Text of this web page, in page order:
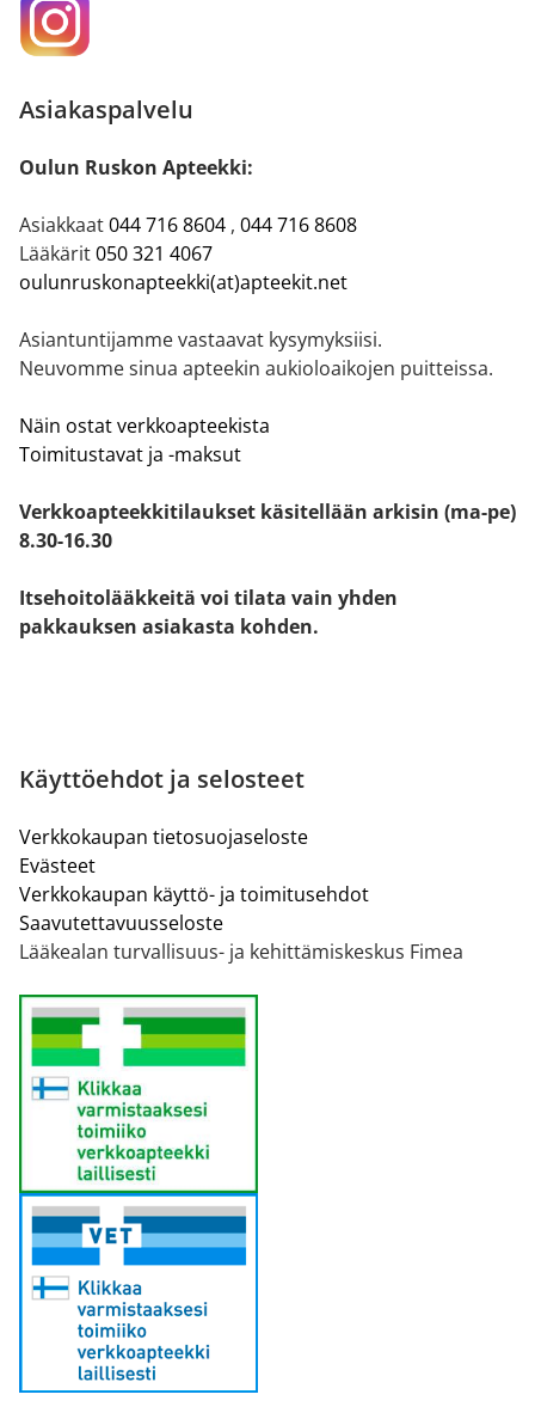
Asiakaspalvelu
Oulun Ruskon Apteekki:
Asiakkaat044 716 8604 , 044 716 8608
Lääkärit050 321 4067
oulunruskonapteekki(at)apteekit.net
Asiantuntijamme vastaavat kysymyksiisi.
Neuvomme sinua apteekin aukioloaikojen puitteissa.
Näin ostat verkkoapteekista
Toimitustavat ja -maksut
Verkkoapteekkitilaukset käsitellään arkisin (ma-pe)
8.30-16.30
Itsehoitolääkkeitä voi tilata vain yhden
pakkauksen asiakasta kohden.
Käyttöehdot ja selosteet
Verkkokaupan tietosuojaseloste
Evästeet
Verkkokaupan käyttö- ja toimitusehdot
Saavutettavuusseloste
Lääkealan turvallisuus- ja kehittämiskeskus Fimea